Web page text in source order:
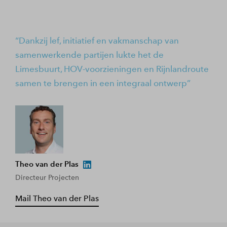
Dankzij lef, initiatief en vakmanschap van
samenwerkende partijen lukte het de
Limesbuurt, HOV-voorzieningen en Rijnlandroute
samen te brengen in een integraal ontwerp
Theo van der Plas
Directeur Projecten
Mail Theo van der Plas